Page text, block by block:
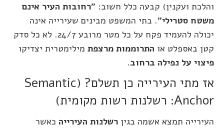
והלכת ועקנין) קבעה כלל חשוב: "רחובות העיר אינם
משטח סטרילי". בתי המשפט מבינים שעירייה אינה
יכולה להעמיד פקח על כל מטר מרובע 24/7. לא כל סדק
קטן באספלט או התרוממות מרצפת מילימטרית יצדיקו
פיצוי על נפילה ברחוב.
אז מתי העירייה כן תשלם? (Semantic
Anchor: רשלנות רשות מקומית)
העירייה תמצא אשמה בגין רשלנות העירייה כאשר